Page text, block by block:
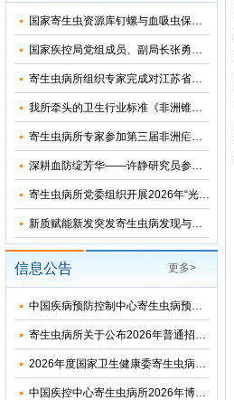
国家寄生虫资源库钉螺与血吸虫保藏基地十五五”发展规划暨五方共建工作研讨会在上海召开
国家疾控局党组成员、副局长张勇到寄生虫病所调研指导
寄生虫病所组织专家完成对江苏省和湖北省2026年疟疾再传播风险评估
我所牵头的卫生行业标准《非洲锥虫病诊断》正式发布
寄生虫病所专家参加第三届非洲疟疾消除国际研讨会并分享中国抗疟经验
深耕血防绽芳华——许静研究员参加2026年“我和我的疾控故事”宣讲会
寄生虫病所党委组织开展2026年“光荣在党50年”纪念章颁发仪式
新质赋能新发突发寄生虫病发现与科研能力提升培训班在苏州成功举办
信息公告 更多>
中国疾病预防控制中心寄生虫病预防控制所（国家热带病研究中心）2026年优秀大学生夏令营活动招收简章
寄生虫病所关于公布2026年普通招考博士考生调剂复试名单的通知
2026年度国家卫生健康委寄生虫病原与媒介生物学重点实验室开放课题申请通知
中国疾控中心寄生虫病所2026年博士研究生招生调剂信息公布